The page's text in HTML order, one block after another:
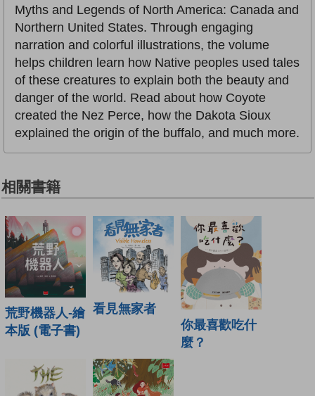
Myths and Legends of North America: Canada and
Northern United States. Through engaging
narration and colorful illustrations, the volume
helps children learn how Native peoples used tales
of these creatures to explain both the beauty and
danger of the world. Read about how Coyote
created the Nez Perce, how the Dakota Sioux
explained the origin of the buffalo, and much more.
相關書籍
荒野機器人-繪
本版 (電子書)
看見無家者
你最喜歡吃什
麼？